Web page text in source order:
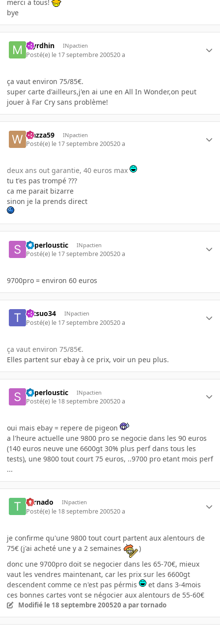
merci a tous!
bye
Myrdhin INpactien
Posté(e) le 17 septembre 200520 a
ça vaut environ 75/85€.
super carte d'ailleurs,j'en ai une en All In Wonder,on peut
jouer à Far Cry sans problème!
wazza59 INpactien
Posté(e) le 17 septembre 200520 a
deux ans out garantie, 40 euros max
tu t'es pas trompé ???
ca me parait bizarre
sinon je la prends direct
Superloustic INpactien
Posté(e) le 17 septembre 200520 a
9700pro = environ 60 euros
tetsuo34 INpactien
Posté(e) le 17 septembre 200520 a
ça vaut environ 75/85€.
Elles partent sur ebay à ce prix, voir un peu plus.
Superloustic INpactien
Posté(e) le 18 septembre 200520 a
oui mais ebay = repere de pigeon
a l'heure actuelle une 9800 pro se negocie dans les 90 euros
(140 euros neuve une 6600gt 30% plus perf dans tous les
tests), une 9800 tout court 75 euros, ..9700 pro etant mois perf
...
tornado INpactien
Posté(e) le 18 septembre 200520 a
je confirme qu'une 9800 tout court partent aux alentours de
75€ (j'ai acheté une y a 2 semaines
)
donc une 9700pro doit se negocier dans les 65-70€, mieux
vaut les vendres maintenant, car les prix sur les 6600gt
descendent comme ce n'est pas pérmis
et dans 3-4mois
ces bonnes cartes vont se négocier aux alentours de 55-60€
Modifié le 18 septembre 200520 a par tornado